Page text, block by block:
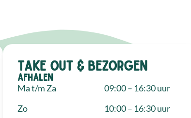
Take out & bezorgen
Afhalen
Ma t/m Za
Zo
09:00 – 16:30 uur
10:00 – 16:30 uur